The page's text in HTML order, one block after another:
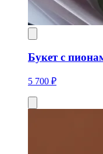
Букет с
5 700 ₽